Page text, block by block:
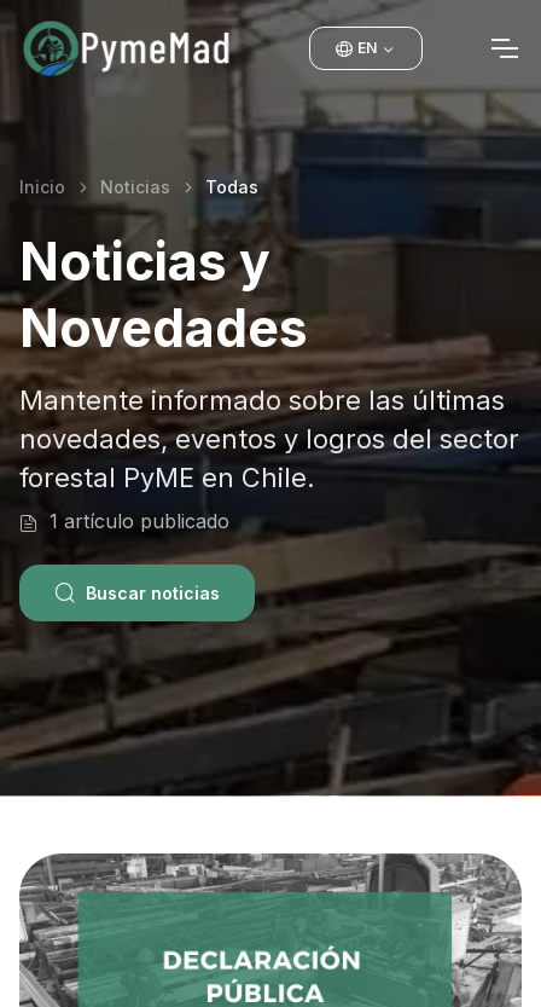
EN
Inicio Noticias Todas
Noticias y
Novedades
Mantente informado sobre las últimas
novedades, eventos y logros del sector
forestal PyME en Chile.
1 artículo publicado
Buscar noticias